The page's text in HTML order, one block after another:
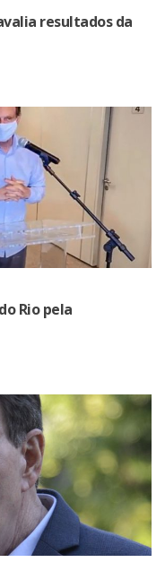
resultados da
Rio pela